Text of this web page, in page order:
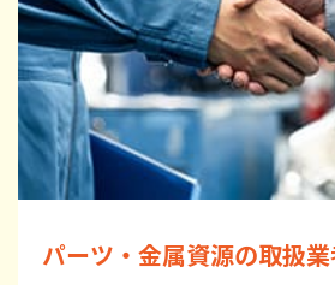
パーツ・金属資源の取扱